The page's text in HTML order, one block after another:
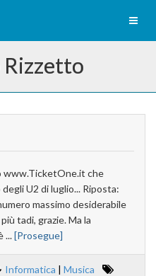
Rizzetto
www.TicketOne.it che
U2 di luglio... Riposta:
massimo desiderabile
tadi, grazie. Ma la
...[Prosegue]
Informatica | Musica